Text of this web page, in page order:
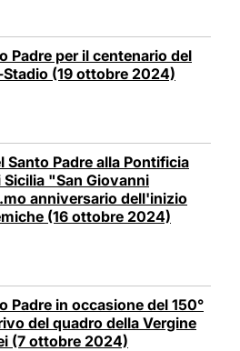
Padre per il centenario del
(19 ottobre 2024)
Santo Padre alla Pontificia
"San Giovanni
anniversario dell'inizio
(16 ottobre 2024)
Padre in occasione del 150°
del quadro della Vergine
(7 ottobre 2024)